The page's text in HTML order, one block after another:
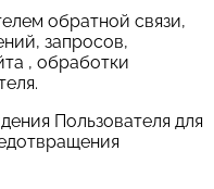
обратной связи,
запросов,
, обработки
Пользователя для